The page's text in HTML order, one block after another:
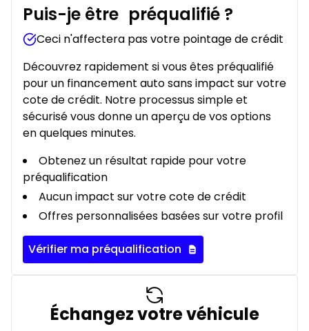
Puis-je être préqualifié ?
Ceci n'affectera pas votre pointage de crédit
Découvrez rapidement si vous êtes préqualifié
pour un financement auto sans impact sur votre
cote de crédit. Notre processus simple et
sécurisé vous donne un aperçu de vos options
en quelques minutes.
Obtenez un résultat rapide pour votre
préqualification
Aucun impact sur votre cote de crédit
Offres personnalisées basées sur votre profil
Vérifier ma préqualification
Échangez votre véhicule